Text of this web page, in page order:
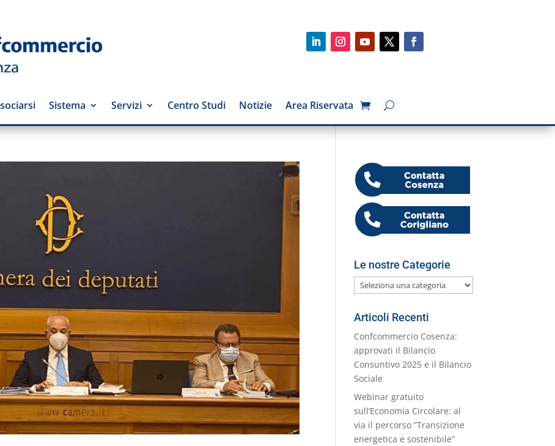
Sistema Servizi Centro Studi Notizie Area Riservata
Le nostre Categorie
Le
nostre
Categorie
Articoli Recenti
Confcommercio Cosenza:
approvati il Bilancio
Consuntivo 2025 e il Bilancio
Sociale
Webinar gratuito
sull’Economia Circolare: al
via il percorso “Transizione
energetica e sostenibile”